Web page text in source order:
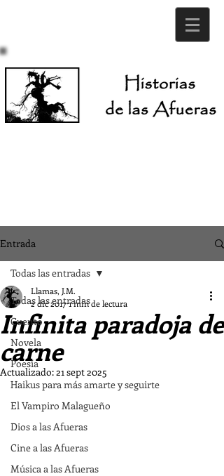
Entrada
Todas las entradas
Cuento
Novela
Poesía
Haikus para más amarte y seguirte
El Vampiro Malagueño
Dios a las Afueras
Cine a las Afueras
Música a las Afueras
Todas las entradas
Infinita paradoja de
carne
Llamas, J.M.
2 dic 20171 min de lectura
Actualizado:21 sept 2025